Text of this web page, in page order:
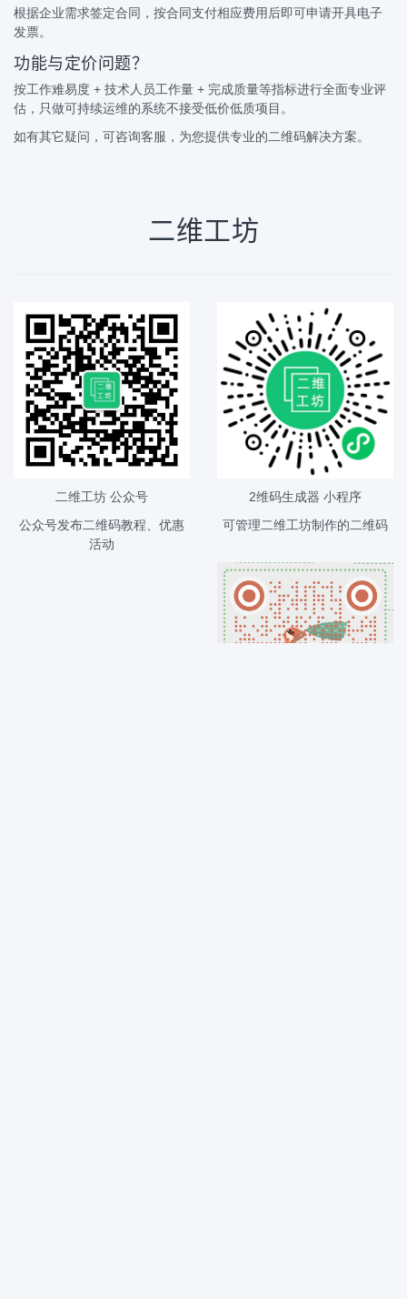
根据企业需求签定合同，按合同支付相应费用后即可申请开具电子
发票。
功能与定价问题？
按工作难易度 + 技术人员工作量 + 完成质量等指标进行全面专业评
估，只做可持续运维的系统不接受低价低质项目。
如有其它疑问，可咨询客服，为您提供专业的二维码解决方案。
二维工坊
二维工坊 公众号
公众号发布二维码教程、优惠
活动
2维码生成器 小程序
可管理二维工坊制作的二维码